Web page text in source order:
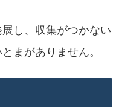
し、収集がつかない
まがありません。